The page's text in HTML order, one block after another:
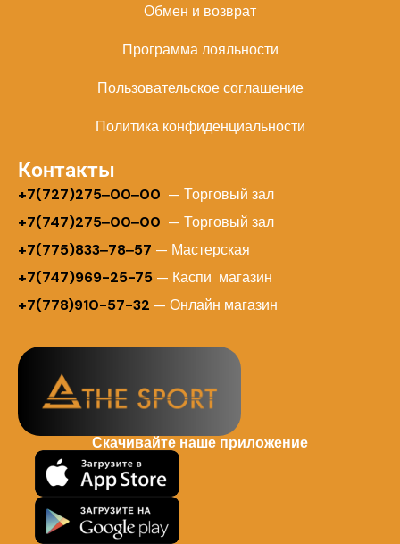
Обмен и возврат
Программа лояльности
Пользовательское соглашение
Политика конфиденциальности
Контакты
+7(727)275‒00‒00 — Торговый зал
+7(747)275‒00‒00 — Торговый зал
+7(775)833‒78‒57 — Мастерская
+7(747)969-25-75 — Каспи магазин
+7(778)910-57-32 — Онлайн магазин
Скачивайте наше приложение